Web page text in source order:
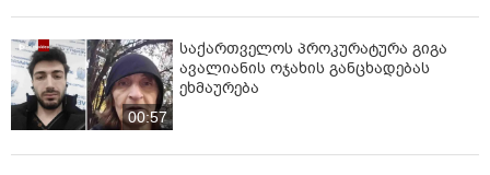
00:57
საქართველოს პროკურატურა გიგა
ავალიანის ოჯახის განცხადებას
ეხმაურება